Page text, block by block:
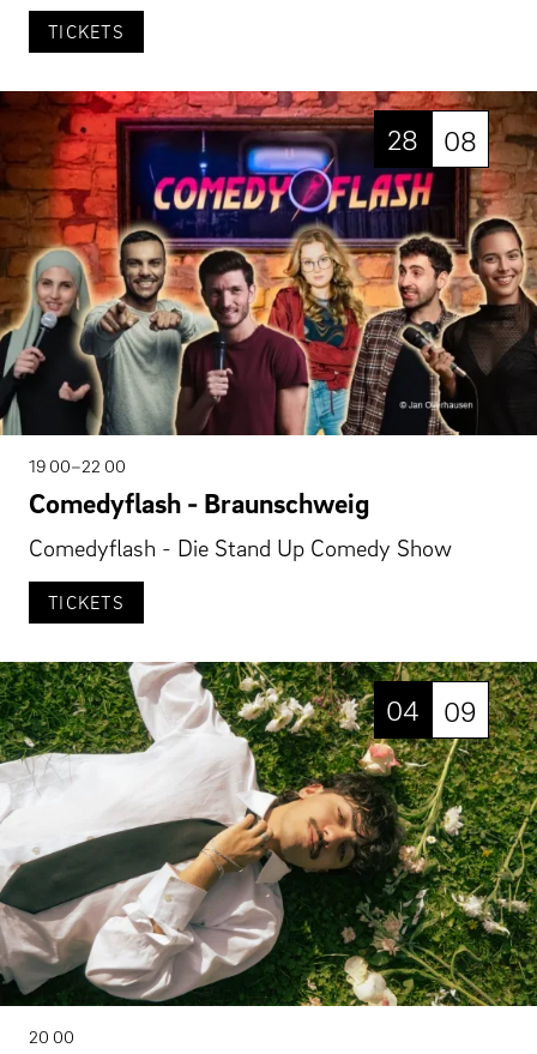
TICKETS
28 08
19 00–22 00
Comedyflash - Braunschweig
Comedyflash - Die Stand Up Comedy Show
TICKETS
04 09
20 00